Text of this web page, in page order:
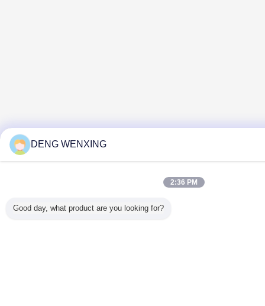
DENG WENXING
2:36 PM
Good day, what product are you looking for?